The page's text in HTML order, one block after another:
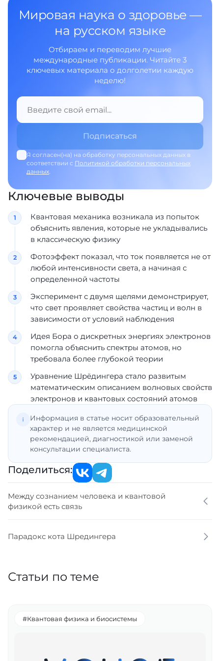
Мировая наука о здоровье —
на русском языке
Отбираем и переводим лучшие
международные публикации. Читайте 3
ключевых материала о долголетии каждую
неделю!
Я согласен(на) на обработку персональных данных в
соответствии с Политикой обработки персональных
данных.
Ключевые выводы
Квантовая механика возникала из попыток
объяснить явления, которые не укладывались
в классическую физику
Фотоэффект показал, что ток появляется не от
любой интенсивности света, а начиная с
определенной частоты
Эксперимент с двумя щелями демонстрирует,
что свет проявляет свойства частиц и волн в
зависимости от условий наблюдения
Идея Бора о дискретных энергиях электронов
помогла объяснить спектры атомов, но
требовала более глубокой теории
Уравнение Шрёдингера стало развитым
математическим описанием волновых свойств
электронов и квантовых состояний атомов
Информация в статье носит образовательный
характер и не является медицинской
рекомендацией, диагностикой или заменой
консультации специалиста.
Поделиться:
Между сознанием человека и квантовой
физикой есть связь
Парадокс кота Шредингера
Статьи по теме
#Квантовая физика и биосистемы